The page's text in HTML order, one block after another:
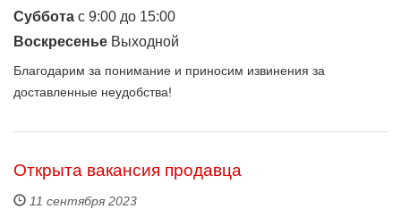
Суббота c 9:00 до 15:00
Воскресенье Выходной
Благодарим за понимание и приносим извинения за
доставленные неудобства!
Открыта вакансия продавца
11 сентября 2023